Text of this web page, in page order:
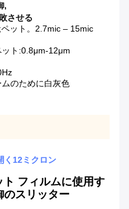
,
させる
ット。2.7mic – 15mic
ト:0.8μm-12μm
ムのために白灰色
く12ミクロン
フィルムに使用す
のスリッター